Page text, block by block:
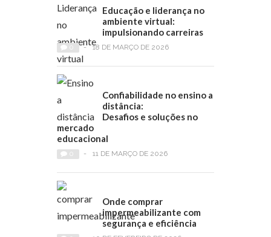
Educação e liderança no
ambiente virtual:
impulsionando carreiras
- 18 DE MARÇO DE 2026
Confiabilidade no ensino a
distância:
Desafios e soluções no
mercado
educacional
- 11 DE MARÇO DE 2026
Onde comprar
impermeabilizante com
segurança e eficiência